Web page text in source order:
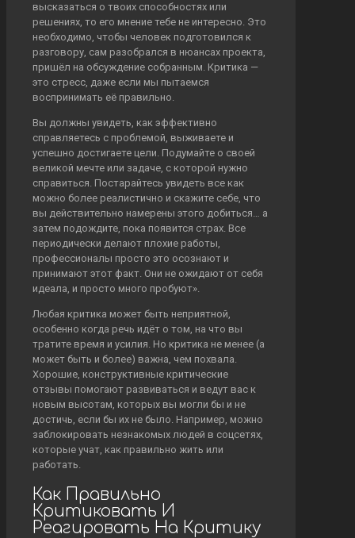
высказаться о твоих способностях или
решениях, то его мнение тебе не интересно. Это
необходимо, чтобы человек подготовился к
разговору, сам разобрался в нюансах проекта,
пришёл на обсуждение собранным. Критика —
это стресс, даже если мы пытаемся
воспринимать её правильно.
Вы должны увидеть, как эффективно
справляетесь с проблемой, выживаете и
успешно достигаете цели. Подумайте о своей
великой мечте или задаче, с которой нужно
справиться. Постарайтесь увидеть все как
можно более реалистично и скажите себе, что
вы действительно намерены этого добиться… а
затем подождите, пока появится страх. Все
периодически делают плохие работы,
профессионалы просто это осознают и
принимают этот факт. Они не ожидают от себя
идеала, и просто много пробуют».
Любая критика может быть неприятной,
особенно когда речь идёт о том, на что вы
тратите время и усилия. Но критика не менее (а
может быть и более) важна, чем похвала.
Хорошие, конструктивные критические
отзывы помогают развиваться и ведут вас к
новым высотам, которых вы могли бы и не
достичь, если бы их не было. Например, можно
заблокировать незнакомых людей в соцсетях,
которые учат, как правильно жить или
работать.
Как Правильно
Критиковать И
Реагировать На Критику